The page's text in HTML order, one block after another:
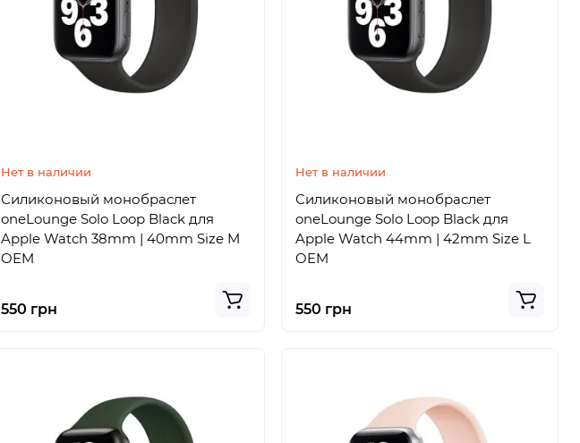
Нет в наличии
Силиконовый монобраслет
oneLounge Solo Loop Black для
Apple Watch 38mm | 40mm Size M
OEM
550 грн
Нет в наличии
Силиконовый монобраслет
oneLounge Solo Loop Black для
Apple Watch 44mm | 42mm Size L
OEM
550 грн